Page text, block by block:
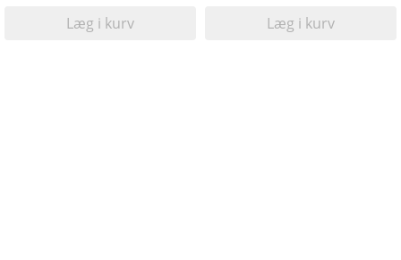
Læg i kurv Læg i kurv